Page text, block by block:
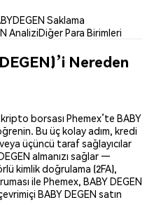
Saklama
AnaliziDiğer Para Birimleri
Nereden
borsası Phemex’te BABY
Bu üç kolay adım, kredi
üçüncü taraf sağlayıcılar
almanızı sağlar —
kimlik doğrulama (2FA),
ile Phemex, BABY DEGEN
BABY DEGEN satın